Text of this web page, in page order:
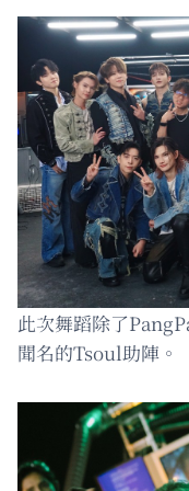
此次舞蹈除了
聞名的Tsoul助陣。